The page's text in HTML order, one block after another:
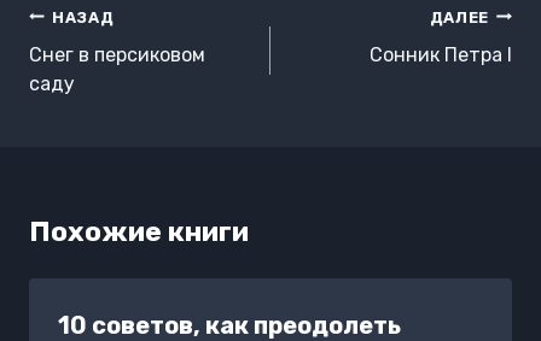
Навигация
по
записям
НАЗАД
Снег в персиковом
саду
ДАЛЕЕ
Сонник Петра I
Похожие книги
10 советов, как преодолеть